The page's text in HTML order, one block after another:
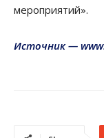
мероприятий».
Источник —